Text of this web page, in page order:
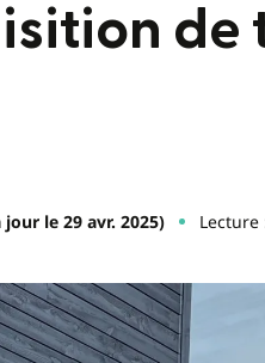
de
le 29 avr. 2025) Lecture